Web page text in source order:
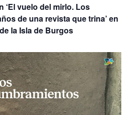
‘El vuelo del mirlo. Los
de una revista que trina’ en
la Isla de Burgos